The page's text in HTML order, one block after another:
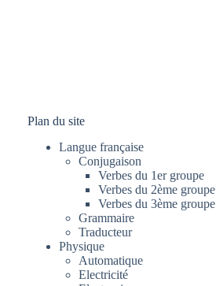
Plan du site
Langue française
Conjugaison
Verbes du 1er groupe
Verbes du 2ème groupe
Verbes du 3ème groupe
Grammaire
Traducteur
Physique
Automatique
Electricité